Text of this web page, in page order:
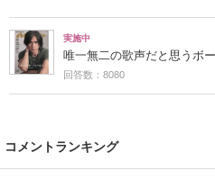
実施中
唯一無二の歌声だと思うボ
回答数：8080
コメントランキング